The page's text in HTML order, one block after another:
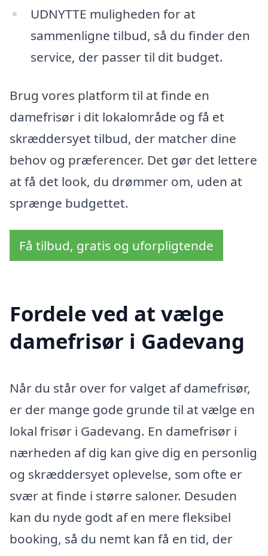
UDNYTTE muligheden for at
sammenligne tilbud, så du finder den
service, der passer til dit budget.
Brug vores platform til at finde en
damefrisør i dit lokalområde og få et
skræddersyet tilbud, der matcher dine
behov og præferencer. Det gør det lettere
at få det look, du drømmer om, uden at
sprænge budgettet.
Få tilbud, gratis og uforpligtende
Fordele ved at vælge
damefrisør i Gadevang
Når du står over for valget af damefrisør,
er der mange gode grunde til at vælge en
lokal frisør i Gadevang. En damefrisør i
nærheden af dig kan give dig en personlig
og skræddersyet oplevelse, som ofte er
svær at finde i større saloner. Desuden
kan du nyde godt af en mere fleksibel
booking, så du nemt kan få en tid, der